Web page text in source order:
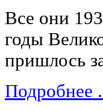
Все они
годы
пришлось
Подробнее